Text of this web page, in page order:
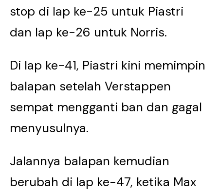
stop di lap ke-25 untuk Piastri
dan lap ke-26 untuk Norris.
Di lap ke-41, Piastri kini memimpin
balapan setelah Verstappen
sempat mengganti ban dan gagal
menyusulnya.
Jalannya balapan kemudian
berubah di lap ke-47, ketika Max